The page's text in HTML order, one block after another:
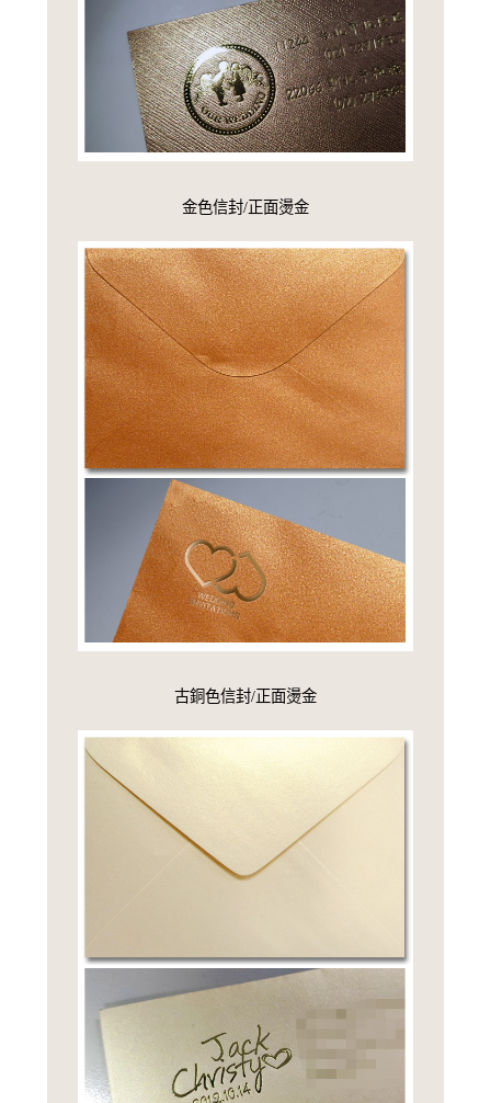
金色信封/正面燙金
古銅色信封/正面燙金